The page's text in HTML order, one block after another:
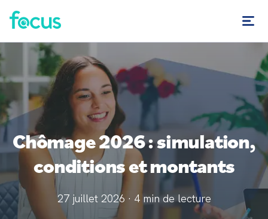
Chômage 2026 : simulation,
conditions et montants
27 juillet 2026 · 4 min de lecture